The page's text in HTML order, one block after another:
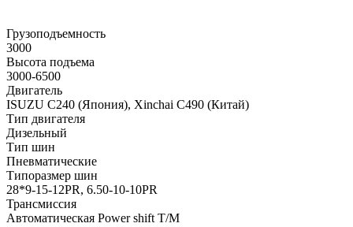
Грузоподъемность
3000
Высота подъема
3000-6500
Двигатель
ISUZU C240 (Япония), Xinchai C490 (Китай)
Тип двигателя
Дизельный
Тип шин
Пневматические
Типоразмер шин
28*9-15-12PR, 6.50-10-10PR
Трансмиссия
Автоматическая Power shift Т/М